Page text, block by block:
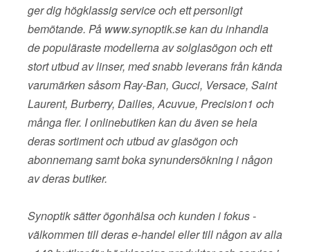
ger dig högklassig service och ett personligt
bemötande. På www.synoptik.se kan du inhandla
de populäraste modellerna av solglasögon och ett
stort utbud av linser, med snabb leverans från kända
varumärken såsom Ray-Ban, Gucci, Versace, Saint
Laurent, Burberry, Dailies, Acuvue, Precision1 och
många fler. I onlinebutiken kan du även se hela
deras sortiment och utbud av glasögon och
abonnemang samt boka synundersökning i någon
av deras butiker.
Synoptik sätter ögonhälsa och kunden i fokus -
välkommen till deras e-handel eller till någon av alla